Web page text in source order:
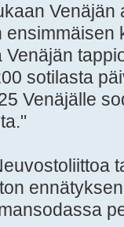
sotilasta
Venäjälle